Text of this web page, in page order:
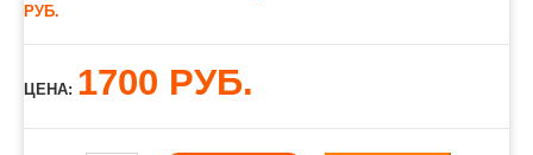
РУБ.
ЦЕНА: 1700 РУБ.